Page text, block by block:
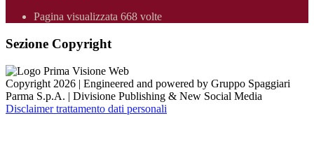
Pagina visualizzata 668 volte
Sezione Copyright
Copyright 2026 | Engineered and powered by Gruppo Spaggiari
Parma S.p.A. | Divisione Publishing & New Social Media
Disclaimer trattamento dati personali